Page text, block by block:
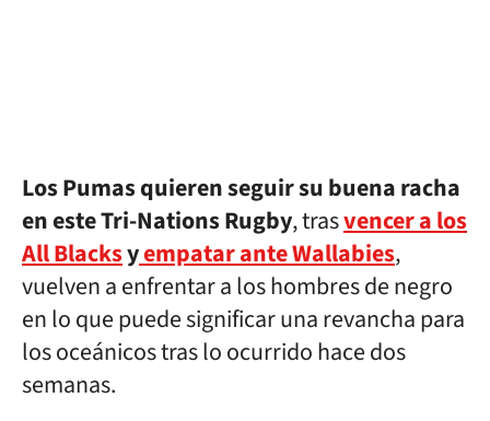
Los Pumas quieren seguir su buena racha
en este Tri-Nations Rugby, trasvencer a los
All Blacksyempatar ante Wallabies,
vuelven a enfrentar a los hombres de negro
en lo que puede significar una revancha para
los oceánicos tras lo ocurrido hace dos
semanas.